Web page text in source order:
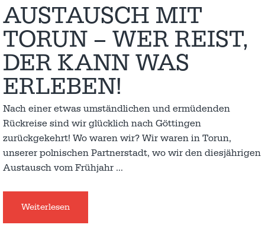
AUSTAUSCH MIT
TORUN – WER REIST,
DER KANN WAS
ERLEBEN!
Nach einer etwas umständlichen und ermüdenden
Rückreise sind wir glücklich nach Göttingen
zurückgekehrt! Wo waren wir? Wir waren in Torun,
unserer polnischen Partnerstadt, wo wir den diesjährigen
Austausch vom Frühjahr …
Weiterlesen